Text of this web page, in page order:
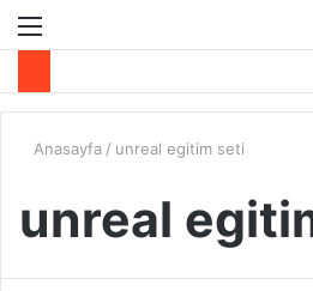
Anasayfa / unreal egitim seti
unreal